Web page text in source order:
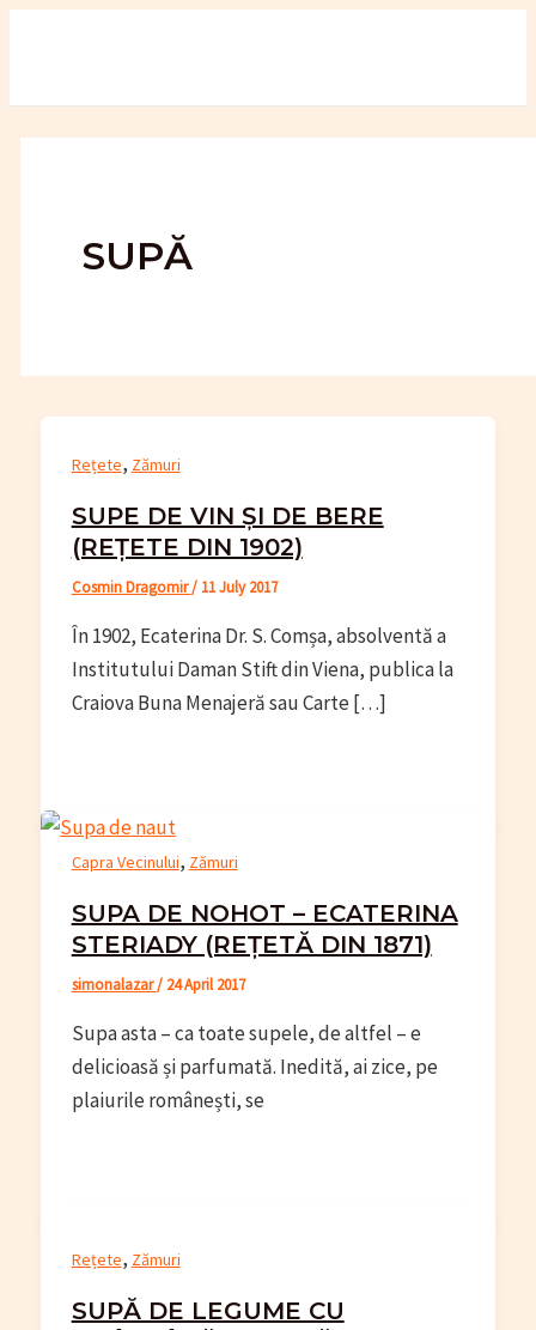
SUPĂ
Rețete, Zămuri
SUPE DE VIN ȘI DE BERE
(REȚETE DIN 1902)
Cosmin Dragomir/ 11 July 2017
În 1902, Ecaterina Dr. S. Comșa, absolventă a
Institutului Daman Stift din Viena, publica la
Craiova Buna Menajeră sau Carte […]
Capra Vecinului, Zămuri
SUPA DE NOHOT – ECATERINA
STERIADY (REȚETĂ DIN 1871)
simonalazar/ 24 April 2017
Supa asta – ca toate supele, de altfel – e
delicioasă și parfumată. Inedită, ai zice, pe
plaiurile românești, se
Rețete, Zămuri
SUPĂ DE LEGUME CU